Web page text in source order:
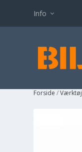
Info
Forside /Værktøj